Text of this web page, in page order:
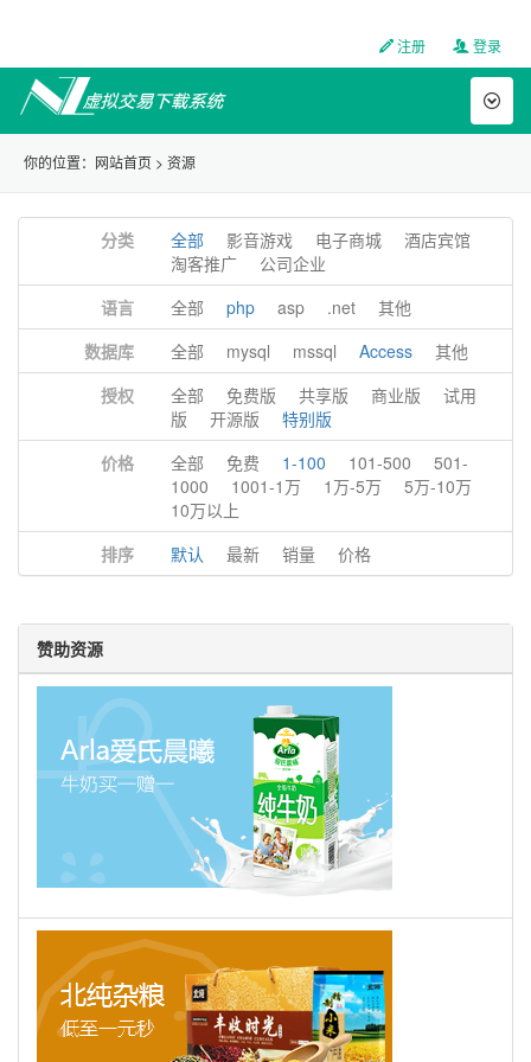
注册 登录
你的位置： 网站首页 > 资源
分类 全部 影音游戏 电子商城
酒店宾馆
淘客推广
公司企业
语言
全部 php asp .net
其他
数据库
全部 mysql mssql Access
其他
授权
全部 免费版 共享版 商业版
试用
版
开源版
特别版
价格
全部 免费 1-100 101-500
501-
1000
1001-1万 1万-5万
5万-10万
10万以上
排序
默认 最新 销量 价格
赞助资源